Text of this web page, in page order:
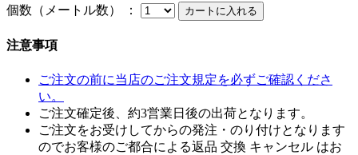
個数（メートル数） ：
注意事項
ご注文の前に当店のご注文規定を必ずご確認くださ
い。
ご注文確定後、約3営業日後の出荷となります。
ご注文をお受けしてからの発注・のり付けとなります
のでお客様のご都合による返品 交換 キャンセル はお